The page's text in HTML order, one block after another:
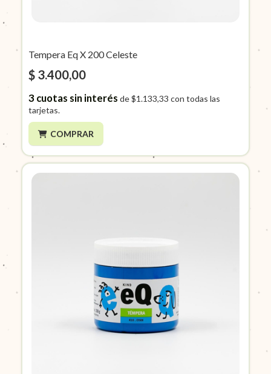
Tempera Eq X 200 Celeste
$ 3.400,00
3cuotas sin interés de$1.133,33 con todas las
tarjetas.
COMPRAR